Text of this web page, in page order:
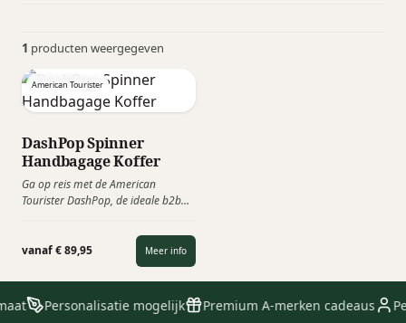
1 producten weergegeven
American Tourister
DashPop Spinner
Handbagage Koffer
Ga op reis met de American
Tourister DashPop, de ideale b2b
volgende reis. Van deze trolley kun
je een custom made koffer maken
waardoor het een ideaal
relatiegeschenk wordt. Deze koffer
heeft 4 dubbele wielen, voor meer
stabiliteit en zijn wendbaarder dan
vanaf € 89,95 Meer info
Personalisatie mogelijk Premium A-merken cadeaus